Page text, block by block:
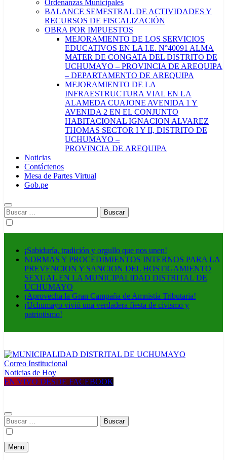
Ordenanzas Municipales
BALANCE SEMESTRAL DE ACTIVIDADES Y
RECURSOS DE FISCALIZACIÓN
OBRA POR IMPUESTOS
MEJORAMIENTO DE LOS SERVICIOS
EDUCATIVOS EN LA I.E. N°40091 ALMA
MATER DE CONGATA DEL DISTRITO DE
UCHUMAYO – PROVINCIA DE AREQUIPA
– DEPARTAMENTO DE AREQUIPA
MEJORAMIENTO DE LA
INFRAESTRUCTURA VIAL EN LA
ALAMEDA CUAJONE AVENIDA 1 Y
AVENIDA 2 EN EL CONJUNTO
HABITACIONAL IGNACION ALVAREZ
THOMAS SECTOR I Y II, DISTRITO DE
UCHUMAYO –
PROVINCIA DE AREQUIPA
Noticias
Contáctenos
Mesa de Partes Virtual
Gob.pe
Buscar:
¡Sabiduría, tradición y orgullo que nos unen!
NORMAS Y PROCEDIMIENTOS INTERNOS PARA LA
PREVENCION Y SANCION DEL HOSTIGAMIENTO
SEXUAL EN LA MUNICIPALIDAD DISTRITAL DE
UCHUMAYO
¡Aprovecha la Gran Campaña de Amnistía Tributaria!
¡Uchumayo vivió una verdadera fiesta de civismo y
patriotismo!
MUNICIPALIDAD DISTRITAL DE UCHUMAYO
Construyendo una nueva Historia
Correo Institucional
Noticias de Hoy
EN VIVO DESDE FACEBOOK
Buscar:
Menu